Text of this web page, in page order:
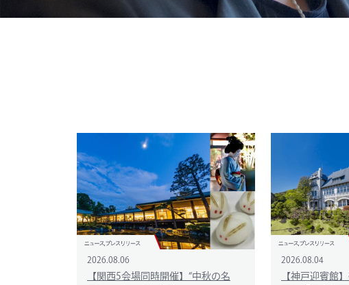
2026.08.06
【関西5会場同時開催】“中秋の名
2026.08.04
【神戸迎賓館